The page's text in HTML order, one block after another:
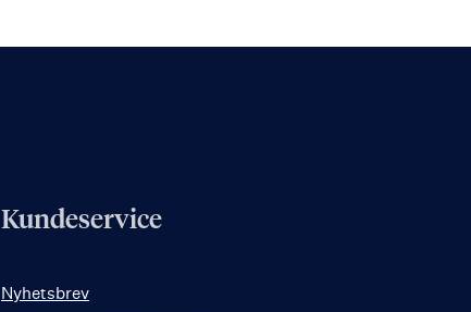
Kundeservice
Nyhetsbrev